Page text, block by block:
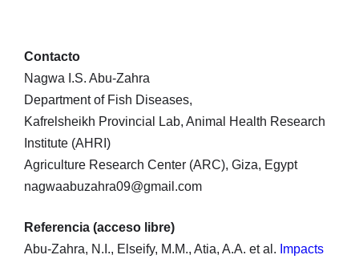
Contacto
Nagwa I.S. Abu-Zahra
Department of Fish Diseases,
Kafrelsheikh Provincial Lab, Animal Health Research
Institute (AHRI)
Agriculture Research Center (ARC), Giza, Egypt
nagwaabuzahra09@gmail.com
Referencia (acceso libre)
Abu-Zahra, N.I., Elseify, M.M., Atia, A.A. et al. Impacts